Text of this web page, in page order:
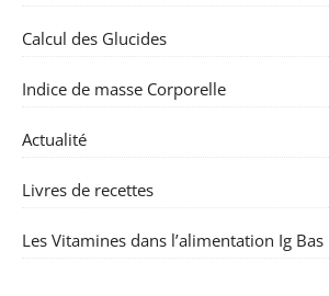
Calcul des Glucides
Indice de masse Corporelle
Actualité
Livres de recettes
Les Vitamines dans l’alimentation Ig Bas